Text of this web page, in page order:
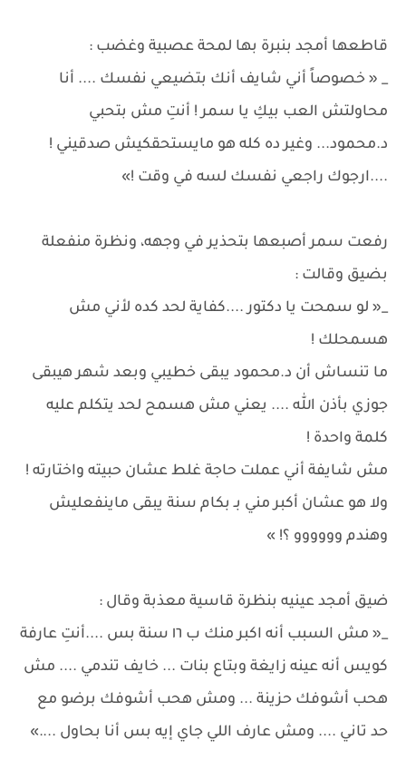
قاطعها أمجد بنبرة بها لمحة عصبية وغضب :
_ « خصوصاً أني شايف أنك بتضيعي نفسك .... أنا
محاولتش العب بيكِ يا سمر ! أنتِ مش بتحبي
د.محمود... وغير ده كله هو مايستحقكيش صدقيني !
....ارجوك راجعي نفسك لسه في وقت !»
رفعت سمر أصبعها بتحذير في وجهه، ونظرة منفعلة
بضيق وقالت :
_« لو سمحت يا دكتور ....كفاية لحد كده لأني مش
هسمحلك !
ما تنساش أن د.محمود يبقى خطيبي وبعد شهر هيبقى
جوزي بأذن الله .... يعني مش هسمح لحد يتكلم عليه
كلمة واحدة !
مش شايفة أني عملت حاجة غلط عشان حبيته واختارته !
ولا هو عشان أكبر مني بـ بكام سنة يبقى ماينفعليش
وهندم وووووو ؟! »
ضيق أمجد عينيه بنظرة قاسية معذبة وقال :
_« مش السبب أنه اكبر منك ب ١٦ سنة بس ....أنتِ عارفة
كويس أنه عينه زايغة وبتاع بنات ... خايف تندمي .... مش
هحب أشوفك حزينة ... ومش هحب أشوفك برضو مع
حد تاني .... ومش عارف اللي جاي إيه بس أنا بحاول ....»